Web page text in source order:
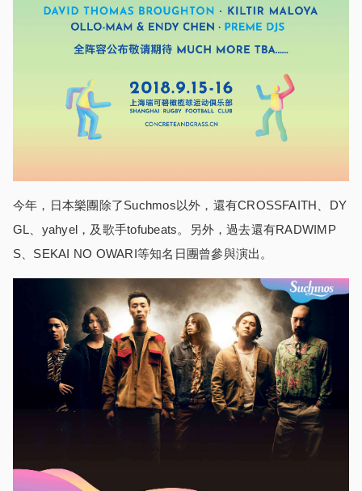
今年，日本樂團除了Suchmos以外，還有CROSSFAITH、DY
GL、yahyel，及歌手tofubeats。另外，過去還有RADWIMP
S、SEKAI NO OWARI等知名日團曾參與演出。